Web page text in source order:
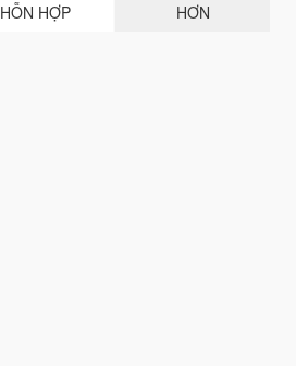
HỖN HỢP HƠN